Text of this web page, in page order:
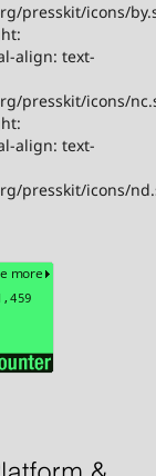
presskit/icons/
align: text-
presskit/icons/
align: text-
presskit/icons/